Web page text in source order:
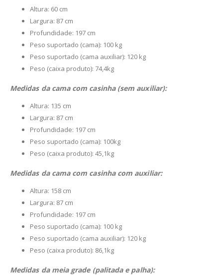
Altura: 60 cm
Largura: 87 cm
Profundidade: 197 cm
Peso suportado (cama): 100 kg
Peso suportado (cama auxiliar): 120 kg
Peso (caixa produto): 74,4kg
Medidas da cama com casinha (sem auxiliar):
Altura: 135 cm
Largura: 87 cm
Profundidade: 197 cm
Peso suportado (cama): 100kg
Peso (caixa produto): 45,1kg
Medidas da cama com casinha com auxiliar:
Altura: 158 cm
Largura: 87 cm
Profundidade: 197 cm
Peso suportado (cama): 100 kg
Peso suportado (cama auxiliar): 120 kg
Peso (caixa produto): 86,1kg
Medidas da meia grade (palitada e palha):